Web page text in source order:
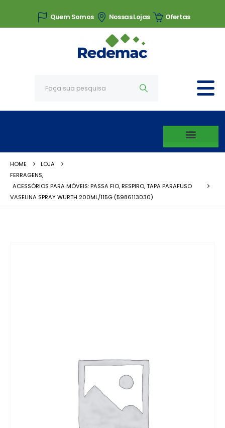
Quem Somos Nossas Lojas Ofertas
HOME
LOJA
FERRAGENS,
ACESSÓRIOS PARA MÓVEIS: PASSA FIO, RESPIRO, TAPA PARAFUSO
VASELINA SPRAY WURTH 200ML/115G (5986113030)